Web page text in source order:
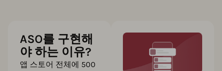
ASO를 구현해
야 하는 이유?
앱 스토어 전체에 500